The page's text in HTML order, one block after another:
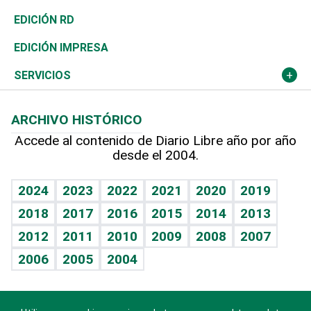
Ocenanía
Caribe
Resto del mundo
Telecom.
Global y variable
Economía personal
Sociales
Novedades
Podcast Arte Libre
Hablando con el pediatra
Vida y familia
Eñe
Celebrando la vida
Sin complejos
En pocas palabras
Tenis
Olimpismo
Más deportes
TBT Deportivo
El Espía
Noticiero Poteleche
Columnistas
Más firmas
Historia
Martes de tecnología
Cambio climático
Revista
Deportes
Opinión
Hecho en casa
Guía del dinero
EDICIÓN RD
EDICIÓN IMPRESA
SERVICIOS
Cumpleaños
Horóscopos
Crucigramas
ARCHIVO HISTÓRICO
Accede al contenido de Diario Libre año por año
desde el 2004.
2024 2023 2022 2021 2020
2019
2018
2017 2016 2015 2014
2013
2012
2011 2010 2009 2008
2007
2006
2005 2004